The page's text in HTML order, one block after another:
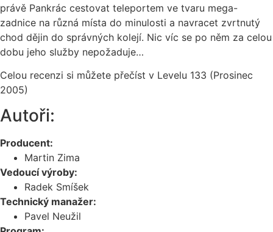
právě Pankrác cestovat teleportem ve tvaru mega-
zadnice na různá místa do minulosti a navracet zvrtnutý
chod dějin do správných kolejí. Nic víc se po něm za celou
dobu jeho služby nepožaduje…
Celou recenzi si můžete přečíst v Levelu 133 (Prosinec
2005)
Autoři:
Producent:
Martin Zima
Vedoucí výroby:
Radek Smíšek
Technický manažer:
Pavel Neužil